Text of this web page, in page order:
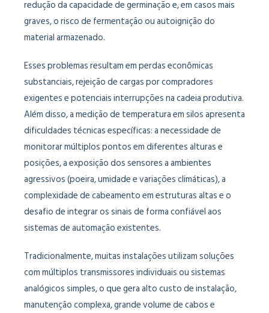
redução da capacidade de germinação e, em casos mais
graves, o risco de fermentação ou autoignição do
material armazenado.
Esses problemas resultam em perdas econômicas
substanciais, rejeição de cargas por compradores
exigentes e potenciais interrupções na cadeia produtiva.
Além disso, a medição de temperatura em silos apresenta
dificuldades técnicas específicas: a necessidade de
monitorar múltiplos pontos em diferentes alturas e
posições, a exposição dos sensores a ambientes
agressivos (poeira, umidade e variações climáticas), a
complexidade de cabeamento em estruturas altas e o
desafio de integrar os sinais de forma confiável aos
sistemas de automação existentes.
Tradicionalmente, muitas instalações utilizam soluções
com múltiplos transmissores individuais ou sistemas
analógicos simples, o que gera alto custo de instalação,
manutenção complexa, grande volume de cabos e